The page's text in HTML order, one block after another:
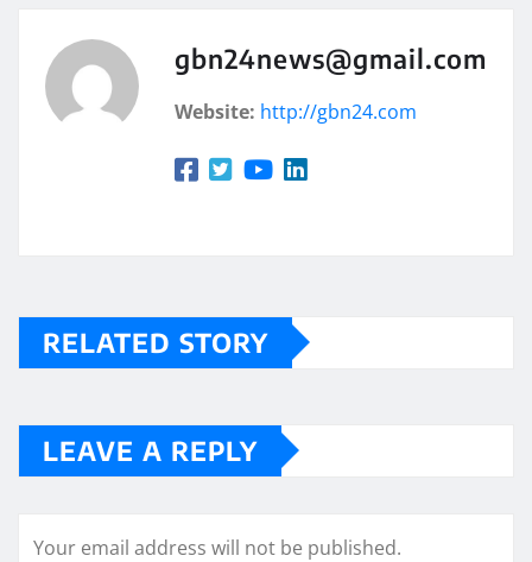
gbn24news@gmail.com
Website: http://gbn24.com
RELATED STORY
LEAVE A REPLY
Your email address will not be published.